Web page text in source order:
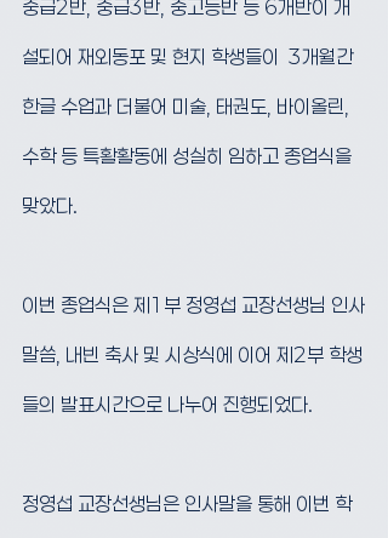
중급2반, 중급3반, 중고등반 등 6개반이 개
설되어 재외동포 및 현지 학생들이  3개월간
한글 수업과 더불어 미술, 태권도, 바이올린,
수학 등 특활활동에 성실히 임하고 종업식을
맞았다.
이번 종업식은 제1부 정영섭 교장선생님 인사
말씀, 내빈 축사 및 시상식에 이어 제2부 학생
들의 발표시간으로 나누어 진행되었다.
정영섭 교장선생님은 인사말을 통해 이번 학